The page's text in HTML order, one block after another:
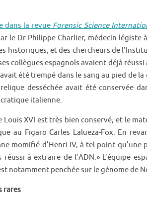
dans la revue Forensic Science
le Dr Philippe Charlier, médecin légiste
historiques, et des chercheurs de
collègues espagnols avaient déjà
été trempé dans le sang au pied de
desséchée avait été conservée
italienne.
Louis XVI est très bien conservé, et le
au Figaro Carles Lalueza-Fox. En
momifié d’Henri IV, à tel point
à extraire de l’ADN.» L’équipe
notamment penchée sur le génome de
rares